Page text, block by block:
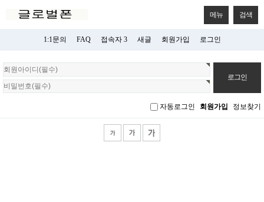
메뉴 검색
1:1문의 FAQ 접속자 3 새글 회원가입 로그인
회
원
로
자동로그인 회원가입 정보찾기